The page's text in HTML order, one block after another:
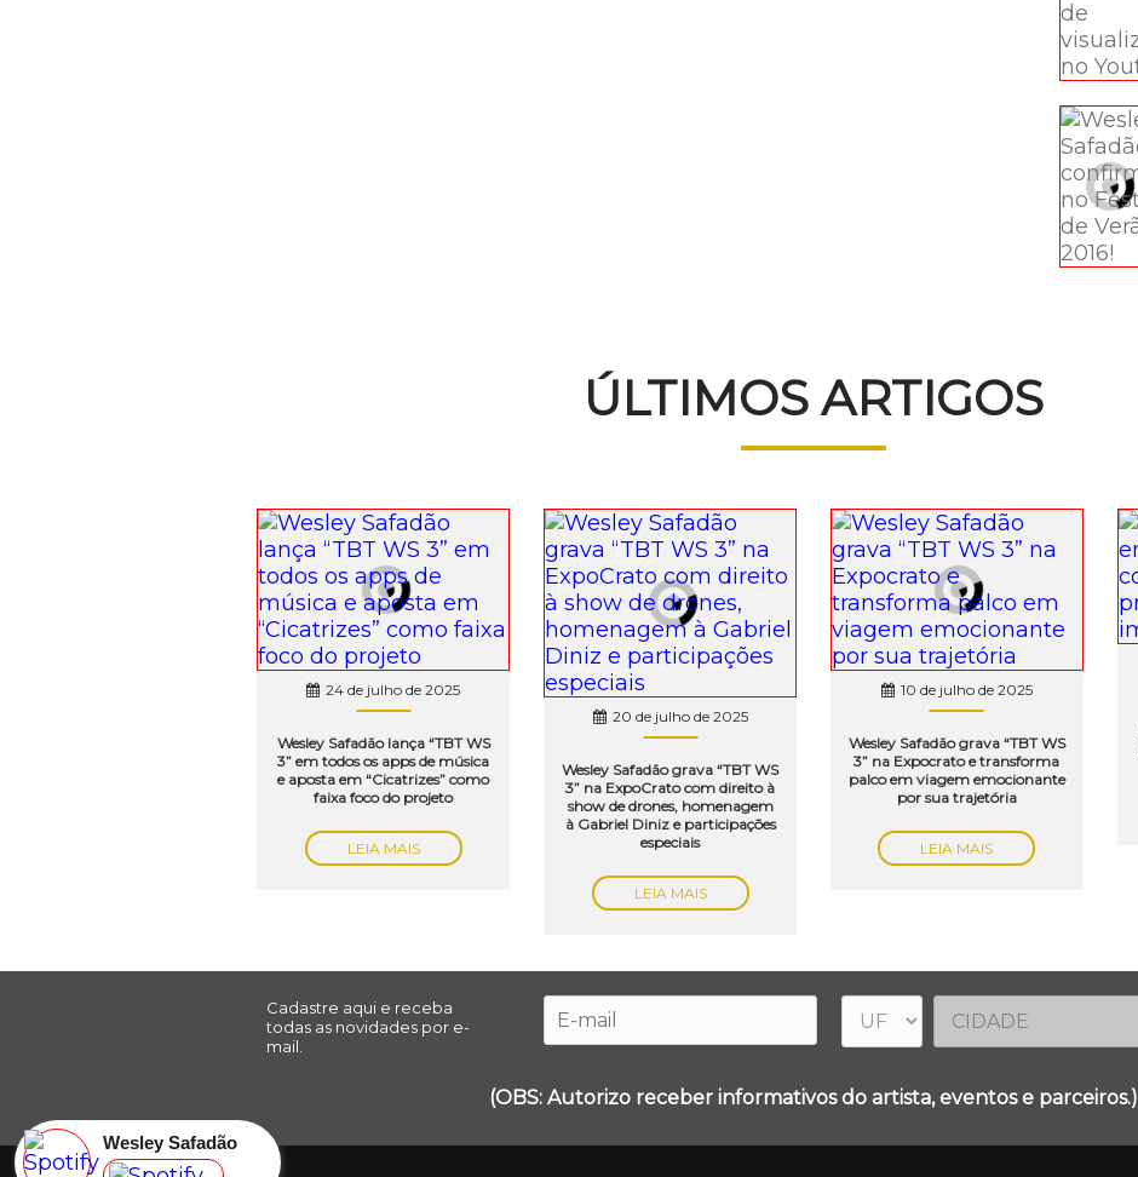
ÚLTIMOS ARTIGOS
24 de julho de 2025
Wesley Safadão lança “TBT WS
3” em todos os apps de música
e aposta em “Cicatrizes” como
faixa foco do projeto
LEIA MAIS
20 de julho de 2025
Wesley Safadão grava “TBT WS
3” na ExpoCrato com direito à
show de drones, homenagem
à Gabriel Diniz e participações
especiais
LEIA MAIS
10 de julho de 2025
Wesley Safadão grava “TBT WS
3” na Expocrato e transforma
palco em viagem emocionante
por sua trajetória
LEIA MAIS
Wesley Safadão
Cadastre aqui e receba
todas as novidades por e-
mail.
(OBS: Autorizo receber informativos do artista, eventos e parceiros.)